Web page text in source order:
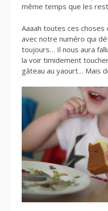
même temps que les
Aaaah toutes ces choses
avec notre numéro qui
toujours… Il nous aura
la voir timidement
gâteau au yaourt… Mais